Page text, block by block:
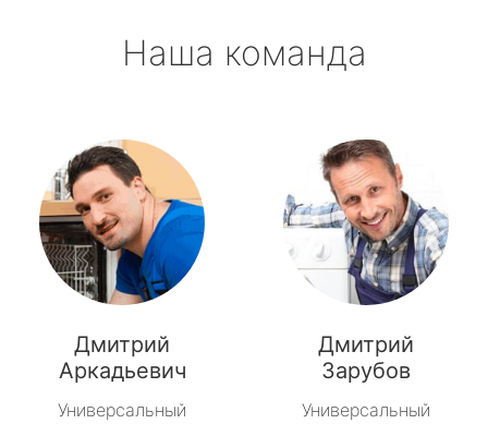
Наша команда
Дмитрий
Аркадьевич
Универсальный
Дмитрий
Зарубов
Универсальный